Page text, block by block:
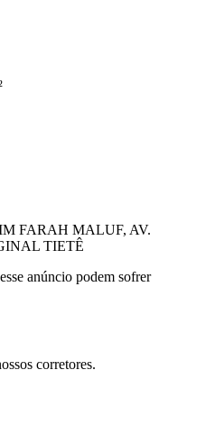
FARAH MALUF, AV.
TIETÊ
anúncio podem sofrer
corretores.